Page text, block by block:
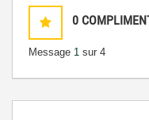
0
Message 1 sur 4